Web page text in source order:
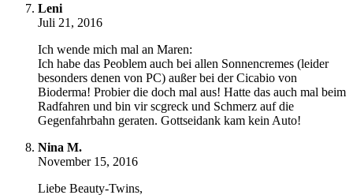
Leni
Juli 21, 2016
Ich wende mich mal an Maren:
Ich habe das Peoblem auch bei allen Sonnencremes (leider
besonders denen von PC) außer bei der Cicabio von
Bioderma! Probier die doch mal aus! Hatte das auch mal beim
Radfahren und bin vir scgreck und Schmerz auf die
Gegenfahrbahn geraten. Gottseidank kam kein Auto!
Nina M.
November 15, 2016
Liebe Beauty-Twins,